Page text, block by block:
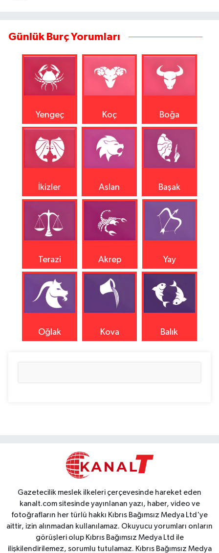
Günlük Burç Yorumları
Yengeç Koç Boğa
İkizler Aslan Başak
Terazi Akrep Yay
Oğlak Kova Balık
Gazetecilik meslek ilkeleri çerçevesinde hareket eden
kanalt.com sitesinde yayınlanan yazı, haber, video ve
fotoğrafların her türlü hakkı Kıbrıs Bağımsız Medya Ltd'ye
aittir, izin alınmadan kullanılamaz. Okuyucu yorumları onların
görüşleri olup Kıbrıs Bağımsız Medya Ltd ile
ilişkilendirilemez, sorumlu tutulamaz. Kıbrıs Bağımsız Medya